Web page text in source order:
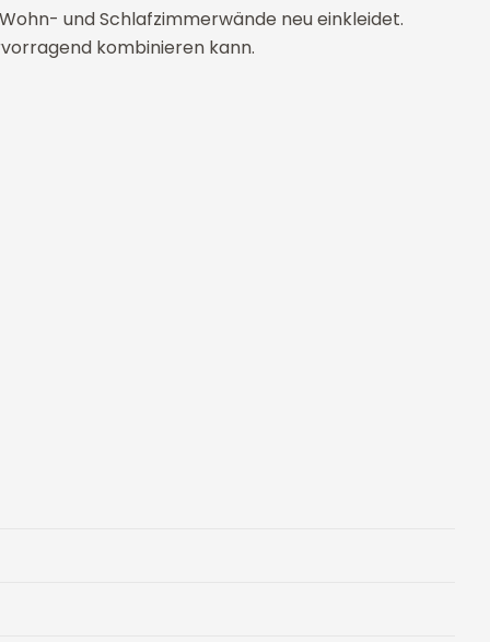
und Schlafzimmerwände neu einkleidet.
kombinieren kann.